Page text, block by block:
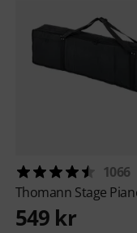
1066
Thomann Stage
549 kr